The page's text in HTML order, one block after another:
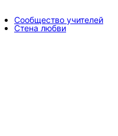
Сообщество учителей
Стена любви